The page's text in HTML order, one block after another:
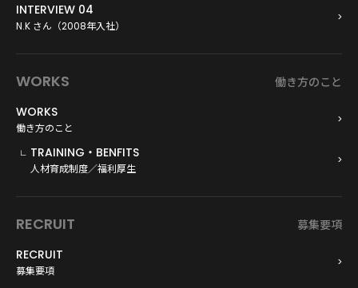
INTERVIEW 04
N.K さん（2008年入社）
WORKS
働き方のこと
WORKS
働き方のこと
TRAINING・BENFITS
人材育成制度／福利厚生
RECRUIT
募集要項
RECRUIT
募集要項